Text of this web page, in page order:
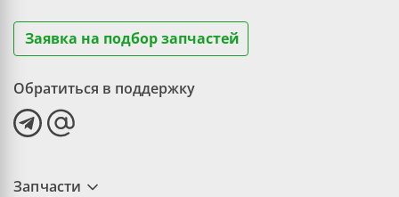
Заявка на подбор запчастей
Обратиться в поддержку
Запчасти